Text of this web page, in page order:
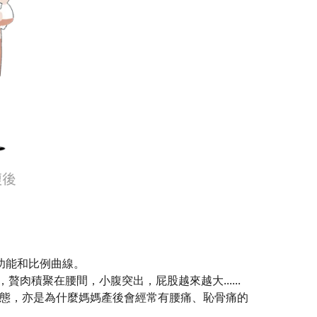
和比例曲線。
肉積聚在腰間，小腹突出，屁股越來越大......
，亦是為什麼媽媽產後會經常有腰痛、恥骨痛的